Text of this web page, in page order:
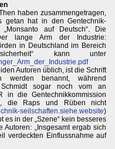
haben zusammengetragen,
getan hat in den Gentechnik-
auf Deutsch“. Die
lange Arm der Industrie:
in Deutschland im Bereich
kann unter
Autoren üblich, ist die Schrift
werden benannt, während
sogar noch vom an
in die Gentechnikkommission
die Raps und Rüben nicht
seilschaften.siehe.website)
in der „Szene“ kein besseres
Autoren: „Insgesamt ergab sich
verdeckten Einflussnahme auf